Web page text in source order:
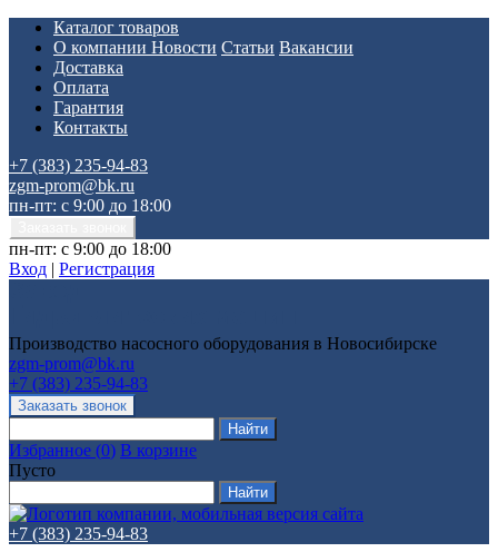
Каталог товаров
О компании Новости Статьи Вакансии
Доставка
Оплата
Гарантия
Контакты
+7 (383) 235-94-83
zgm-prom@bk.ru
пн-пт: с 9:00 до 18:00
пн-пт: с 9:00 до 18:00
Вход | Регистрация
Производство насосного оборудования в Новосибирске
zgm-prom@bk.ru
+7 (383) 235-94-83
Избранное (0) В корзине
Пусто
+7 (383) 235-94-83